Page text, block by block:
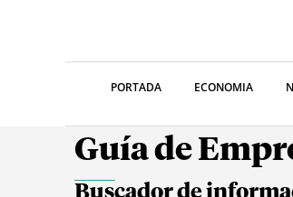
PORTADA ECONOMIA
Guía de
Buscador de